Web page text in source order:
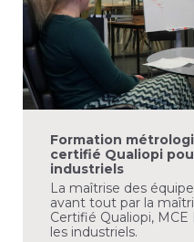
Formation
certifié Qualiopi
industriels
La maîtrise des
avant tout par la
Certifié Qualiopi,
les industriels.